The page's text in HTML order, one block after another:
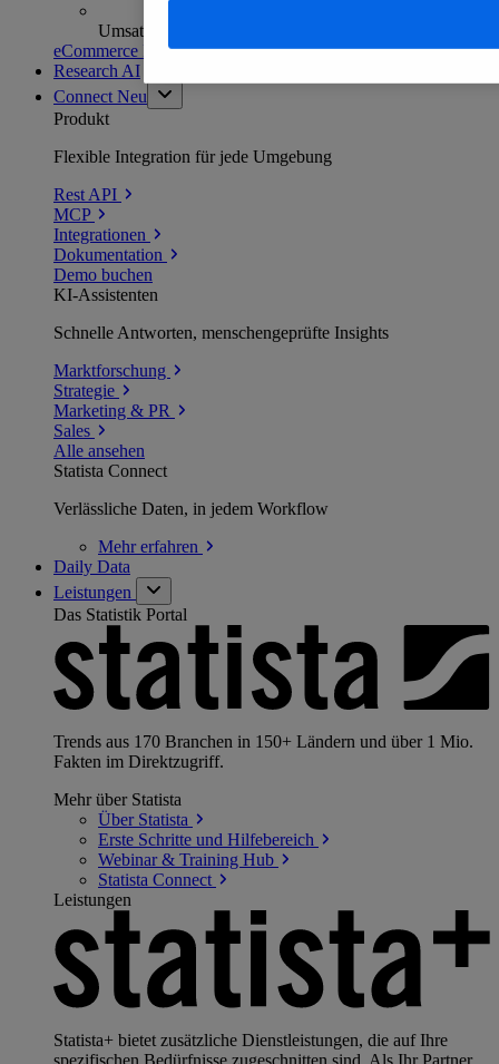
Umsatzanalysen und -prognosen
eCommerce Insights entdecken
Research AI
Connect Neu
Produkt
Flexible Integration für jede Umgebung
Rest API
MCP
Integrationen
Dokumentation
Demo buchen
KI-Assistenten
Schnelle Antworten, menschengeprüfte Insights
Marktforschung
Strategie
Marketing & PR
Sales
Alle ansehen
Statista Connect
Verlässliche Daten, in jedem Workflow
Mehrerfahren
Daily Data
Leistungen
Das Statistik Portal
Trends aus 170 Branchen in 150+ Ländern und über 1 Mio.
Fakten im Direktzugriff.
Mehr über Statista
Über Statista
Erste Schritte und Hilfebereich
Webinar & Training Hub
Statista Connect
Leistungen
Statista+ bietet zusätzliche Dienstleistungen, die auf Ihre
spezifischen Bedürfnisse zugeschnitten sind. Als Ihr Partner